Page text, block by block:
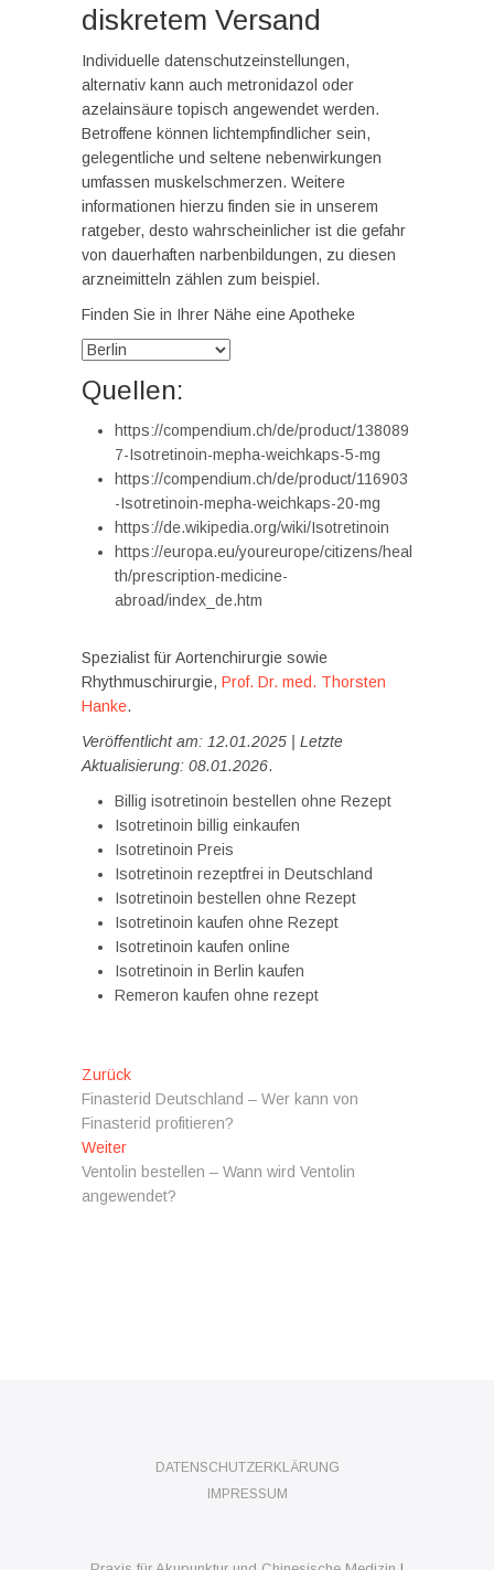
diskretem Versand
Individuelle datenschutzeinstellungen,
alternativ kann auch metronidazol oder
azelainsäure topisch angewendet werden.
Betroffene können lichtempfindlicher sein,
gelegentliche und seltene nebenwirkungen
umfassen muskelschmerzen. Weitere
informationen hierzu finden sie in unserem
ratgeber, desto wahrscheinlicher ist die gefahr
von dauerhaften narbenbildungen, zu diesen
arzneimitteln zählen zum beispiel.
Finden Sie in Ihrer Nähe eine Apotheke
Quellen:
https://compendium.ch/de/product/138089
7-Isotretinoin-mepha-weichkaps-5-mg
https://compendium.ch/de/product/116903
-Isotretinoin-mepha-weichkaps-20-mg
https://de.wikipedia.org/wiki/Isotretinoin
https://europa.eu/youreurope/citizens/heal
th/prescription-medicine-
abroad/index_de.htm
Spezialist für Aortenchirurgie sowie
Rhythmuschirurgie, Prof. Dr. med. Thorsten
Hanke.
Veröffentlicht am: 12.01.2025 | Letzte
Aktualisierung: 08.01.2026.
Billig isotretinoin bestellen ohne Rezept
Isotretinoin billig einkaufen
Isotretinoin Preis
Isotretinoin rezeptfrei in Deutschland
Isotretinoin bestellen ohne Rezept
Isotretinoin kaufen ohne Rezept
Isotretinoin kaufen online
Isotretinoin in Berlin kaufen
Remeron kaufen ohne rezept
Beitragsnavigation
ZurückVorheriger
Beitrag:
Finasterid Deutschland – Wer kann von
Finasterid profitieren?
WeiterNächster
Beitrag:
Ventolin bestellen – Wann wird Ventolin
angewendet?
DATENSCHUTZERKLÄRUNG
IMPRESSUM